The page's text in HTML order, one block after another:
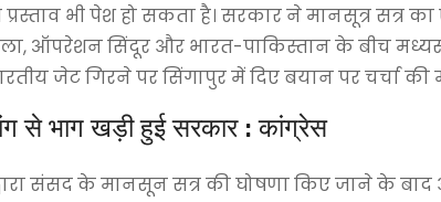
भी पेश हो सकता है। सरकार ने मानसूत्र सत्र
ऑपरेशन सिंदूर और भारत-पाकिस्तान के बीच
जेट गिरने पर सिंगापुर में दिए बयान पर चर्चा की
से भाग खड़ी हुई सरकार : कांग्रेस
संसद के मानसून सत्र की घोषणा किए जाने के